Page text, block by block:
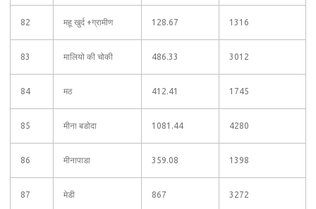
82 महू खुर्द +ग्रामीण 128.67 1316
83 मालियो की चोकी 486.33 3012
84 मठ 412.41 1745
85 मीना बडोदा 1081.44 4280
86 मीनापाडा 359.08 1398
87 मेडी 867 3272